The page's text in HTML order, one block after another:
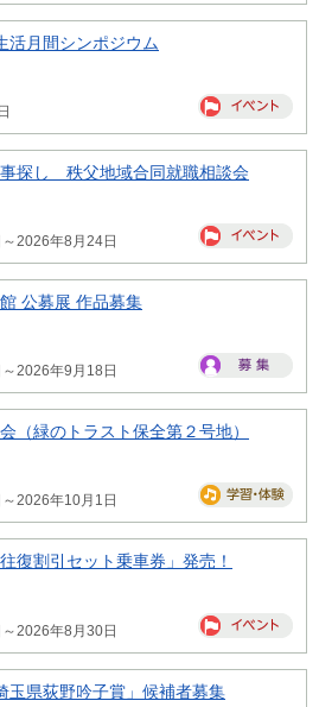
活月間シンポジウム
探し 秩父地域合同就職相談会
2026年8月24日
公募展 作品募集
2026年9月18日
（緑のトラスト保全第２号地）
2026年10月1日
復割引セット乗車券」発売！
2026年8月30日
玉県荻野吟子賞」候補者募集